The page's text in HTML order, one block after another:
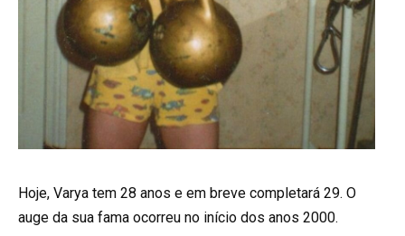
Hoje, Varya tem 28 anos e em breve completará 29. O
auge da sua fama ocorreu no início dos anos 2000.